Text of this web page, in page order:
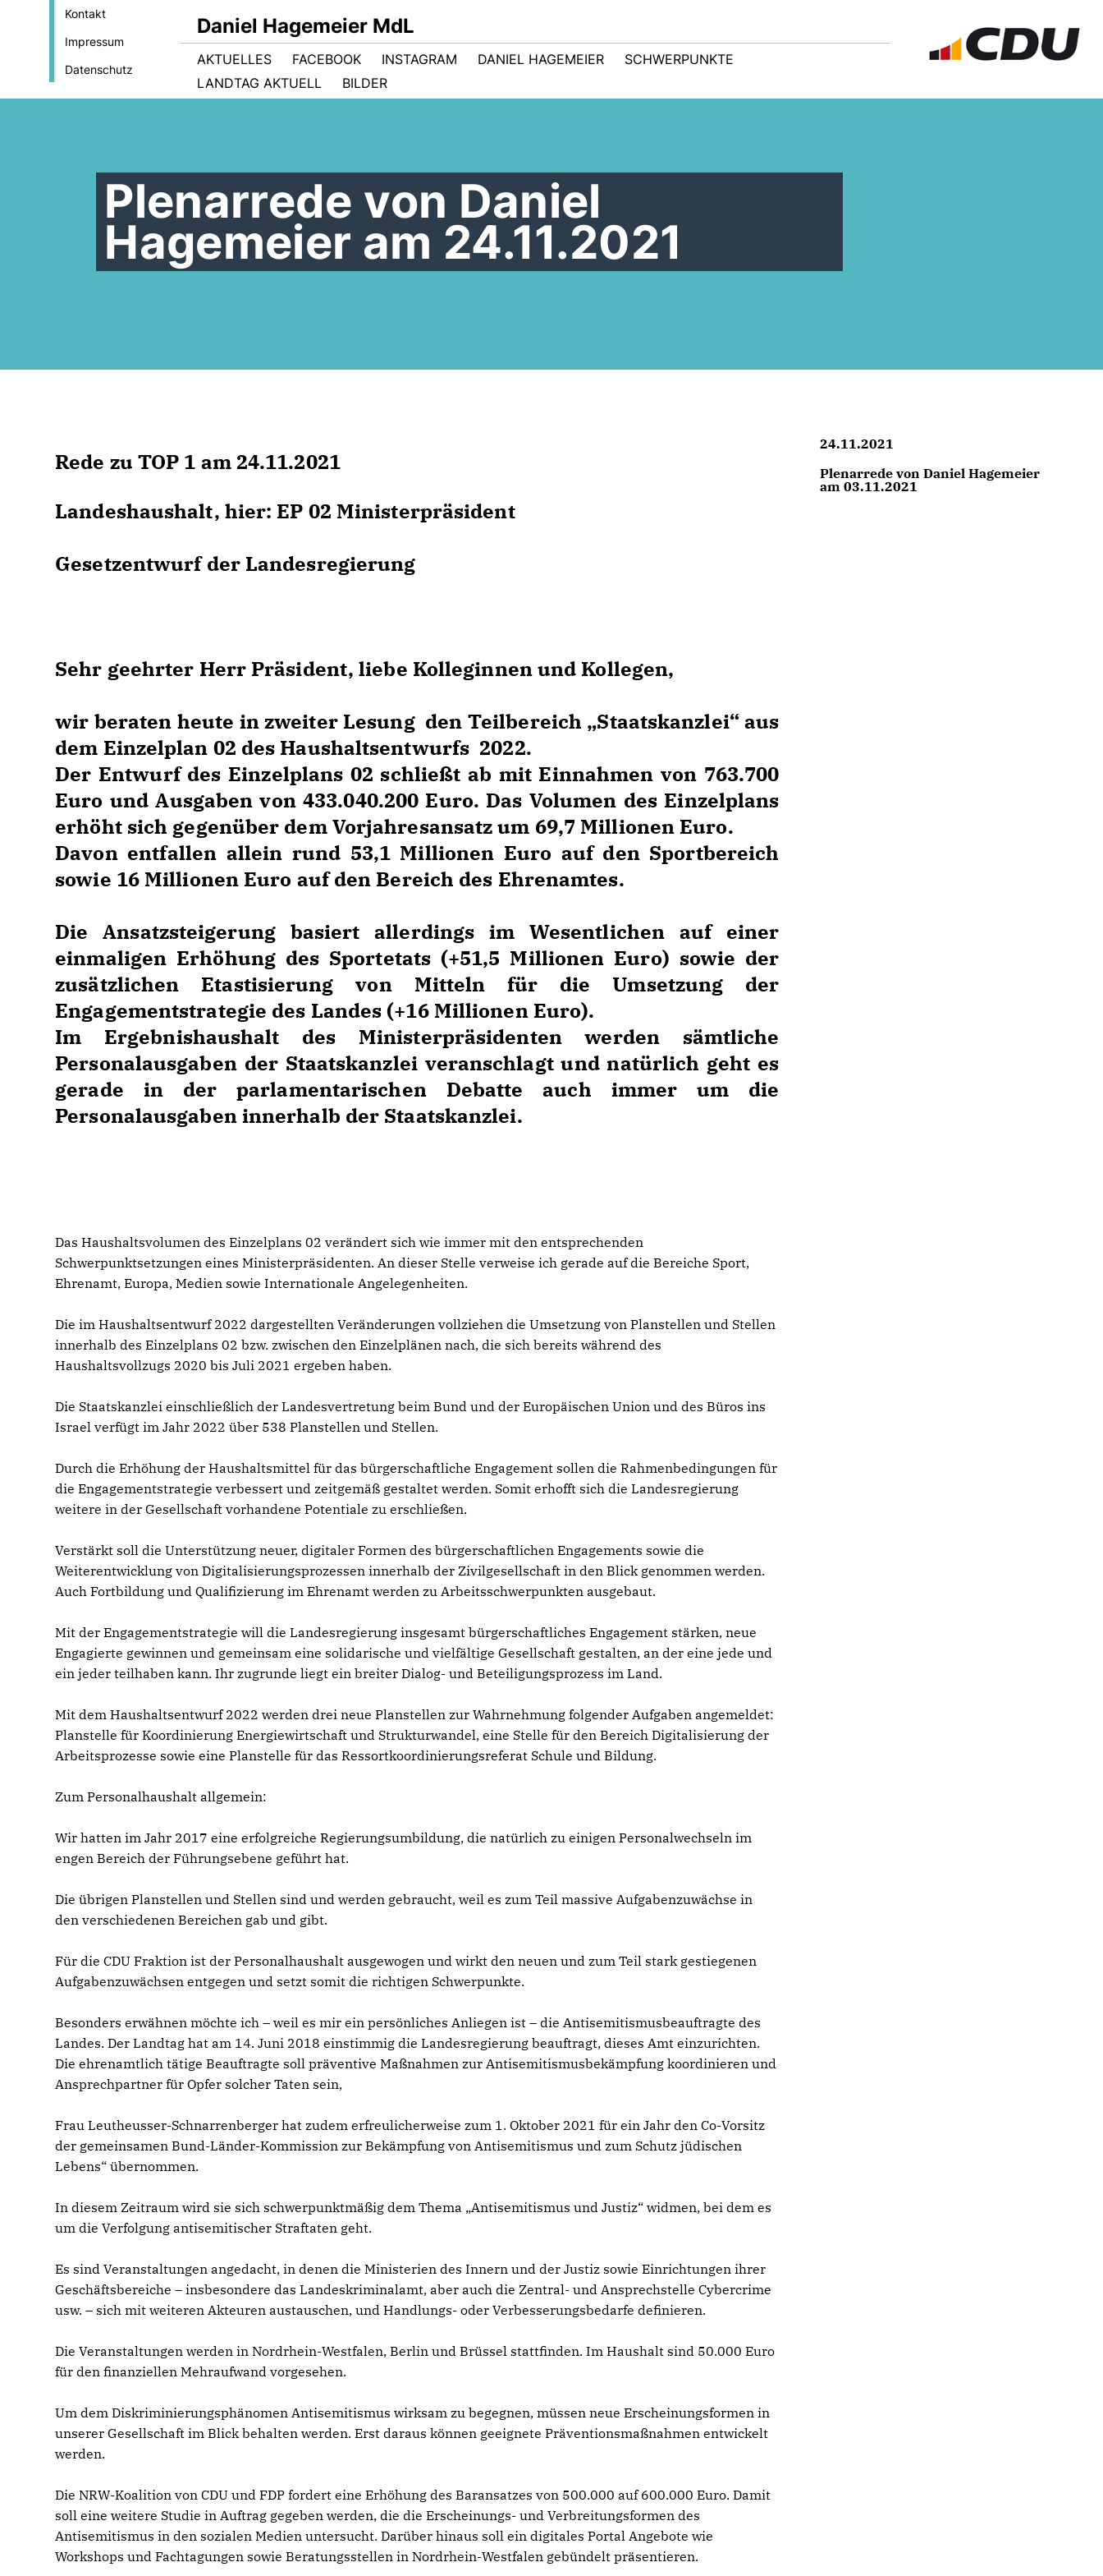
Kontakt
Impressum
Datenschutz
Daniel Hagemeier MdL
AKTUELLES FACEBOOK INSTAGRAM DANIEL HAGEMEIER
SCHWERPUNKTE
LANDTAG AKTUELL
BILDER
Plenarrede von Daniel
Hagemeier am 24.11.2021
Rede zu TOP 1 am 24.11.2021
Landeshaushalt, hier: EP 02 Ministerpräsident
Gesetzentwurf der Landesregierung
Sehr geehrter Herr Präsident, liebe Kolleginnen und Kollegen,
wir beraten heute in zweiter Lesung den Teilbereich „Staatskanzlei“ aus
dem Einzelplan 02 des Haushaltsentwurfs 2022.
Der Entwurf des Einzelplans 02 schließt ab mit Einnahmen von 763.700
Euro und Ausgaben von 433.040.200 Euro. Das Volumen des Einzelplans
erhöht sich gegenüber dem Vorjahresansatz um 69,7 Millionen Euro.
Davon entfallen allein rund 53,1 Millionen Euro auf den Sportbereich
sowie 16 Millionen Euro auf den Bereich des Ehrenamtes.
Die Ansatzsteigerung basiert allerdings im Wesentlichen auf einer
einmaligen Erhöhung des Sportetats (+51,5 Millionen Euro) sowie der
zusätzlichen Etastisierung von Mitteln für die Umsetzung der
Engagementstrategie des Landes (+16 Millionen Euro).
Im Ergebnishaushalt des Ministerpräsidenten werden sämtliche
Personalausgaben der Staatskanzlei veranschlagt und natürlich geht es
gerade in der parlamentarischen Debatte auch immer um die
Personalausgaben innerhalb der Staatskanzlei.
Das Haushaltsvolumen des Einzelplans 02 verändert sich wie immer mit den entsprechenden
Schwerpunktsetzungen eines Ministerpräsidenten. An dieser Stelle verweise ich gerade auf die Bereiche Sport,
Ehrenamt, Europa, Medien sowie Internationale Angelegenheiten.
Die im Haushaltsentwurf 2022 dargestellten Veränderungen vollziehen die Umsetzung von Planstellen und Stellen
innerhalb des Einzelplans 02 bzw. zwischen den Einzelplänen nach, die sich bereits während des
Haushaltsvollzugs 2020 bis Juli 2021 ergeben haben.
Die Staatskanzlei einschließlich der Landesvertretung beim Bund und der Europäischen Union und des Büros ins
Israel verfügt im Jahr 2022 über 538 Planstellen und Stellen.
Durch die Erhöhung der Haushaltsmittel für das bürgerschaftliche Engagement sollen die Rahmenbedingungen für
die Engagementstrategie verbessert und zeitgemäß gestaltet werden. Somit erhofft sich die Landesregierung
weitere in der Gesellschaft vorhandene Potentiale zu erschließen.
Verstärkt soll die Unterstützung neuer, digitaler Formen des bürgerschaftlichen Engagements sowie die
Weiterentwicklung von Digitalisierungsprozessen innerhalb der Zivilgesellschaft in den Blick genommen werden.
Auch Fortbildung und Qualifizierung im Ehrenamt werden zu Arbeitsschwerpunkten ausgebaut.
Mit der Engagementstrategie will die Landesregierung insgesamt bürgerschaftliches Engagement stärken, neue
Engagierte gewinnen und gemeinsam eine solidarische und vielfältige Gesellschaft gestalten, an der eine jede und
ein jeder teilhaben kann. Ihr zugrunde liegt ein breiter Dialog- und Beteiligungsprozess im Land.
Mit dem Haushaltsentwurf 2022 werden drei neue Planstellen zur Wahrnehmung folgender Aufgaben angemeldet:
Planstelle für Koordinierung Energiewirtschaft und Strukturwandel, eine Stelle für den Bereich Digitalisierung der
Arbeitsprozesse sowie eine Planstelle für das Ressortkoordinierungsreferat Schule und Bildung.
Zum Personalhaushalt allgemein:
Wir hatten im Jahr 2017 eine erfolgreiche Regierungsumbildung, die natürlich zu einigen Personalwechseln im
engen Bereich der Führungsebene geführt hat.
Die übrigen Planstellen und Stellen sind und werden gebraucht, weil es zum Teil massive Aufgabenzuwächse in
den verschiedenen Bereichen gab und gibt.
Für die CDU Fraktion ist der Personalhaushalt ausgewogen und wirkt den neuen und zum Teil stark gestiegenen
Aufgabenzuwächsen entgegen und setzt somit die richtigen Schwerpunkte.
Besonders erwähnen möchte ich – weil es mir ein persönliches Anliegen ist – die Antisemitismusbeauftragte des
Landes. Der Landtag hat am 14. Juni 2018 einstimmig die Landesregierung beauftragt, dieses Amt einzurichten.
Die ehrenamtlich tätige Beauftragte soll präventive Maßnahmen zur Antisemitismusbekämpfung koordinieren und
Ansprechpartner für Opfer solcher Taten sein,
Frau Leutheusser-Schnarrenberger hat zudem erfreulicherweise zum 1. Oktober 2021 für ein Jahr den Co-Vorsitz
der gemeinsamen Bund-Länder-Kommission zur Bekämpfung von Antisemitismus und zum Schutz jüdischen
Lebens“ übernommen.
In diesem Zeitraum wird sie sich schwerpunktmäßig dem Thema „Antisemitismus und Justiz“ widmen, bei dem es
um die Verfolgung antisemitischer Straftaten geht.
Es sind Veranstaltungen angedacht, in denen die Ministerien des Innern und der Justiz sowie Einrichtungen ihrer
Geschäftsbereiche – insbesondere das Landeskriminalamt, aber auch die Zentral- und Ansprechstelle Cybercrime
usw. – sich mit weiteren Akteuren austauschen, und Handlungs- oder Verbesserungsbedarfe definieren.
Die Veranstaltungen werden in Nordrhein-Westfalen, Berlin und Brüssel stattfinden. Im Haushalt sind 50.000 Euro
für den finanziellen Mehraufwand vorgesehen.
Um dem Diskriminierungsphänomen Antisemitismus wirksam zu begegnen, müssen neue Erscheinungsformen in
unserer Gesellschaft im Blick behalten werden. Erst daraus können geeignete Präventionsmaßnahmen entwickelt
werden.
Die NRW-Koalition von CDU und FDP fordert eine Erhöhung des Baransatzes von 500.000 auf 600.000 Euro. Damit
soll eine weitere Studie in Auftrag gegeben werden, die die Erscheinungs- und Verbreitungsformen des
Antisemitismus in den sozialen Medien untersucht. Darüber hinaus soll ein digitales Portal Angebote wie
Workshops und Fachtagungen sowie Beratungsstellen in Nordrhein-Westfalen gebündelt präsentieren.
24.11.2021
Plenarrede von Daniel Hagemeier
am 03.11.2021